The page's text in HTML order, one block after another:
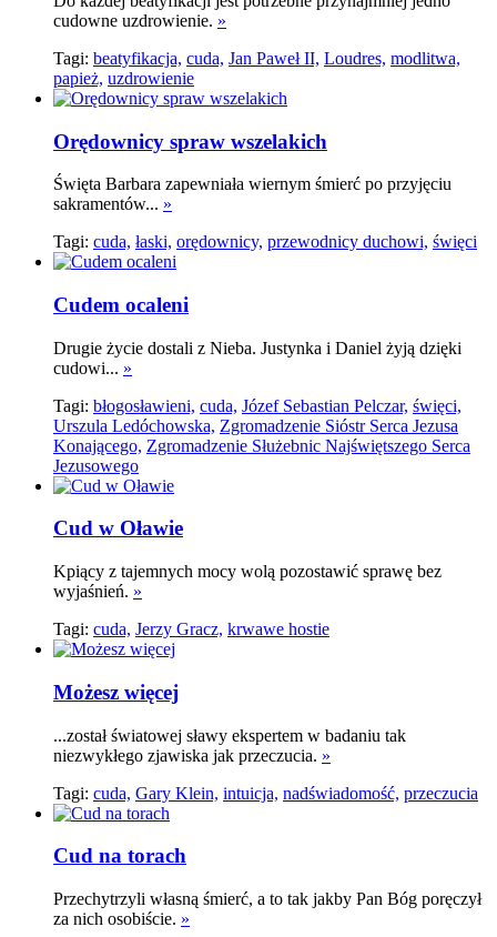
cudowne uzdrowienie. »
Tagi: beatyfikacja, cuda, Jan Paweł II, Loudres, modlitwa,
papież, uzdrowienie
Orędownicy spraw wszelakich
Święta Barbara zapewniała wiernym śmierć po przyjęciu
sakramentów... »
Tagi: cuda, łaski, orędownicy, przewodnicy duchowi, święci
Cudem ocaleni
Drugie życie dostali z Nieba. Justynka i Daniel żyją dzięki
cudowi... »
Tagi: błogosławieni, cuda, Józef Sebastian Pelczar, święci,
Urszula Ledóchowska, Zgromadzenie Sióstr Serca Jezusa
Konającego, Zgromadzenie Służebnic Najświętszego Serca
Jezusowego
Cud w Oławie
Kpiący z tajemnych mocy wolą pozostawić sprawę bez
wyjaśnień. »
Tagi: cuda, Jerzy Gracz, krwawe hostie
Możesz więcej
...został światowej sławy ekspertem w badaniu tak
niezwykłego zjawiska jak przeczucia. »
Tagi: cuda, Gary Klein, intuicja, nadświadomość, przeczucia
Cud na torach
Przechytrzyli własną śmierć, a to tak jakby Pan Bóg poręczył
za nich osobiście. »